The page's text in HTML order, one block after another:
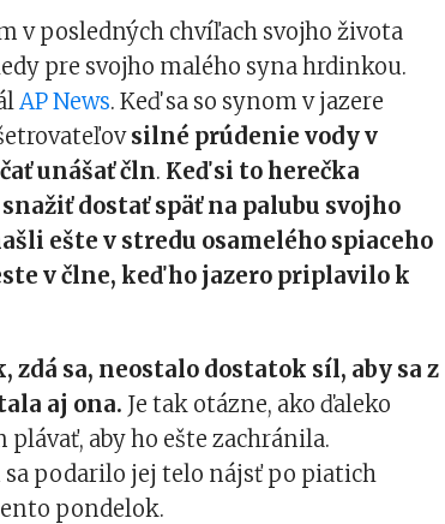
v posledných chvíľach svojho života
pre svojho malého syna hrdinkou.
AP News. Keď sa so synom v jazere
silné prúdenie vody v
unášať čln. Keď si to herečka
dostať späť na palubu svojho
ešte v stredu osamelého spiaceho
v člne, keď ho jazero priplavilo k
zdá sa, neostalo dostatok síl, aby sa z
aj ona. Je tak otázne, ako ďaleko
plávať, aby ho ešte zachránila.
podarilo jej telo nájsť po piatich
pondelok.